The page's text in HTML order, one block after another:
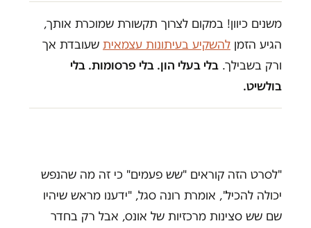
משנים כיוון! במקום לצרוך תקשורת שמוכרת אותך,
הגיע הזמן להשקיע בעיתונות עצמאית שעובדת אך
ורק בשבילך. בלי בעלי הון. בלי פרסומות. בלי
בולשיט.
"לסרט הזה קוראים "שש פעמים" כי זה מה שהנפש
יכולה להכיל", אומרת רונה סגל, "ידענו מראש שיהיו
שם שש סצינות מרכזיות של אונס, אבל רק בחדר